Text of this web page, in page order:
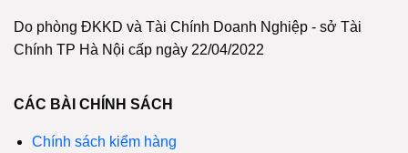
Do phòng ĐKKD và Tài Chính Doanh Nghiệp - sở Tài
Chính TP Hà Nội cấp ngày 22/04/2022
CÁC BÀI CHÍNH SÁCH
Chính sách kiểm hàng